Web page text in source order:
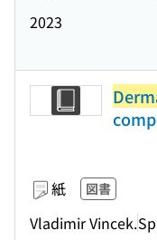
2023
紙 図書
Vladimir Vincek.